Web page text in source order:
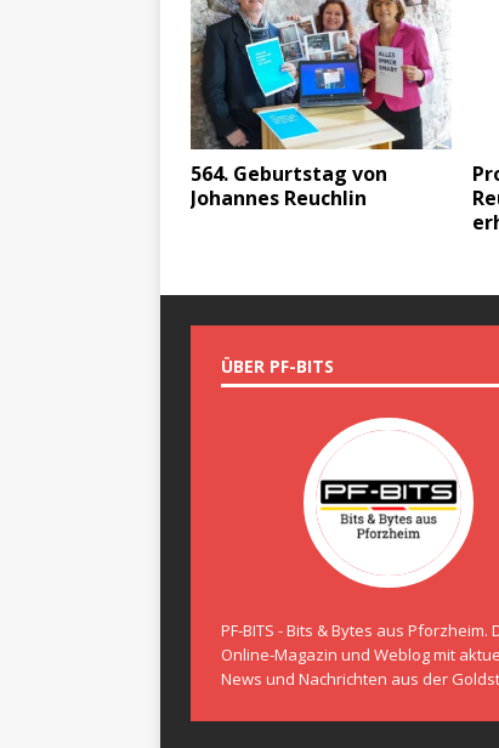
564. Geburtstag von
Johannes Reuchlin
ÜBER PF-BITS
PF-BITS - Bits & Bytes aus Pforzheim.
Online-Magazin und Weblog mit
News und Nachrichten aus der